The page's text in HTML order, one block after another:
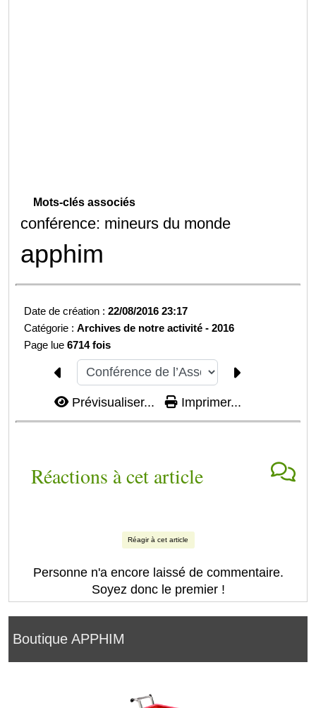
Boutique APPHIM
Mots-clés associés
conférence: mineurs du monde
apphim
Date de création :22/08/2016 23:17
Catégorie :Archives de notre activité -2016
Page lue6714 fois
Prévisualiser... Imprimer...
Réactions à cet article
Réagir à cet article
Personne n'a encore laissé de commentaire.
Soyez donc le premier !